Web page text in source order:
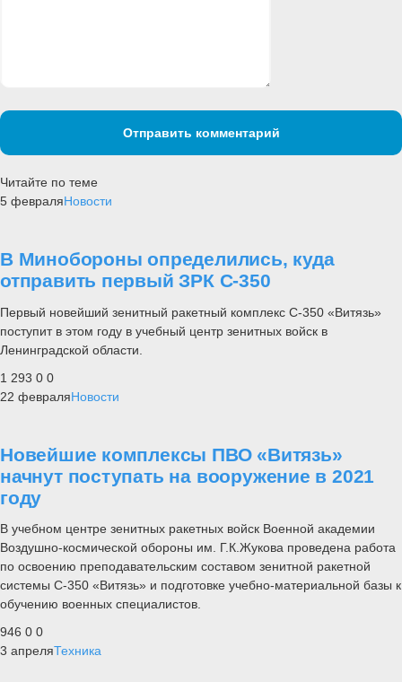
Отправить комментарий
Читайте по теме
5 февраляНовости
В Минобороны определились, куда
отправить первый ЗРК С-350
Первый новейший зенитный ракетный комплекс С-350 «Витязь»
поступит в этом году в учебный центр зенитных войск в
Ленинградской области.
1 293 0 0
22 февраляНовости
Новейшие комплексы ПВО «Витязь»
начнут поступать на вооружение в 2021
году
В учебном центре зенитных ракетных войск Военной академии
Воздушно-космической обороны им. Г.К.Жукова проведена работа
по освоению преподавательским составом зенитной ракетной
системы С-350 «Витязь» и подготовке учебно-материальной базы к
обучению военных специалистов.
946 0 0
3 апреляТехника